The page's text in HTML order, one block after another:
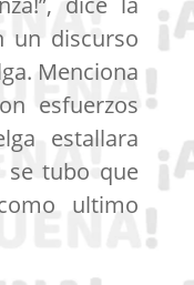
un discurso
Menciona
esfuerzos
estallara
tubo que
ultimo